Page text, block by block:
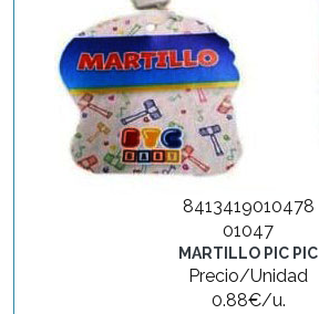
8413419010478
01047
MARTILLO PIC PIC
Precio/Unidad
0.88€/u.